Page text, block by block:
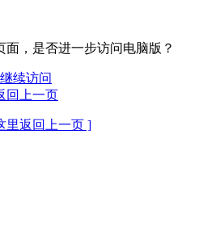
，是否进一步访问电脑版？
继续访问
回上一页
里返回上一页 ]